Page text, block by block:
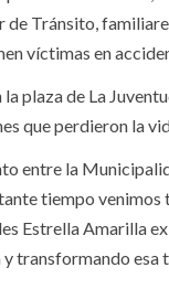
Tránsito,
víctimas en
la plaza de La
que perdieron la
entre la
tiempo venimos
Estrella Amarilla
transformando esa